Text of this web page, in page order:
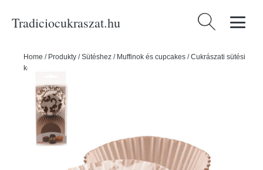
Tradiciocukraszat.hu Keresés:
Home / Produkty /Sütéshez / Muffinok és cupcakes /Cukrászati sütési
kosarak